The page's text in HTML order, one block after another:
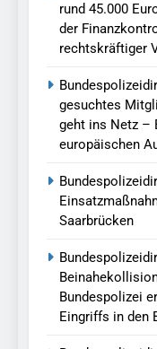
rund 45.000
der
rechtskräftiger
gesuchtes
geht ins Netz –
europäischen
Saarbrücken
Bundespolizei
Eingriffs in den